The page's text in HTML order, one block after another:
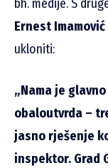
bh. medije. S
Ernest Imamović
ukloniti:
„Nama je
obaloutvrda –
jasno rješenje
inspektor. Grad